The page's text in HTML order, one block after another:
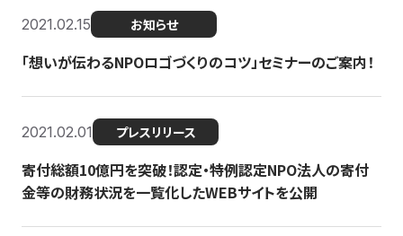
2021.02.15 お知らせ
「想いが伝わるNPOロゴづくりのコツ」セミナーのご案内！
2021.02.01 プレスリリース
寄付総額10億円を突破！認定・特例認定NPO法人の寄付
金等の財務状況を一覧化したWEBサイトを公開